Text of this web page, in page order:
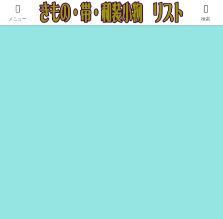
お貸し出し、販売致します。中古ですが、よろしかったらお使いください♪
メニュー 検索